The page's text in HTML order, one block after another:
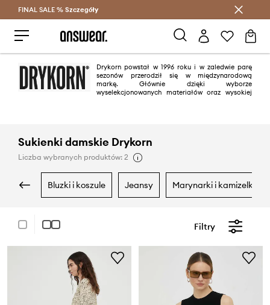
Oszczędzaj z Answear Club >
FINAL SALE % Szczegóły
Drykorn powstał w 1996 roku i w zaledwie parę
sezonów przerodził się w międzynarodową
markę. Głównie dzięki wyborze
wyselekcjonowanych materiałów oraz wysokiej
Sukienki damskie Drykorn
Liczba wybranych produktów: 2
bluzki i koszule jeansy marynarki i kamizelki
Filtry